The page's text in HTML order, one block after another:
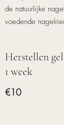
de natuurlijke
voedende
Herstellen
1 week
€10